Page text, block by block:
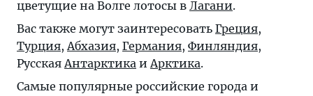
цветущие на Волге лотосы в Лагани.
Вас также могут заинтересовать Греция,
Турция,Абхазия, Германия, Финляндия,
РусскаяАнтарктика иАрктика.
Самые популярные российские города и